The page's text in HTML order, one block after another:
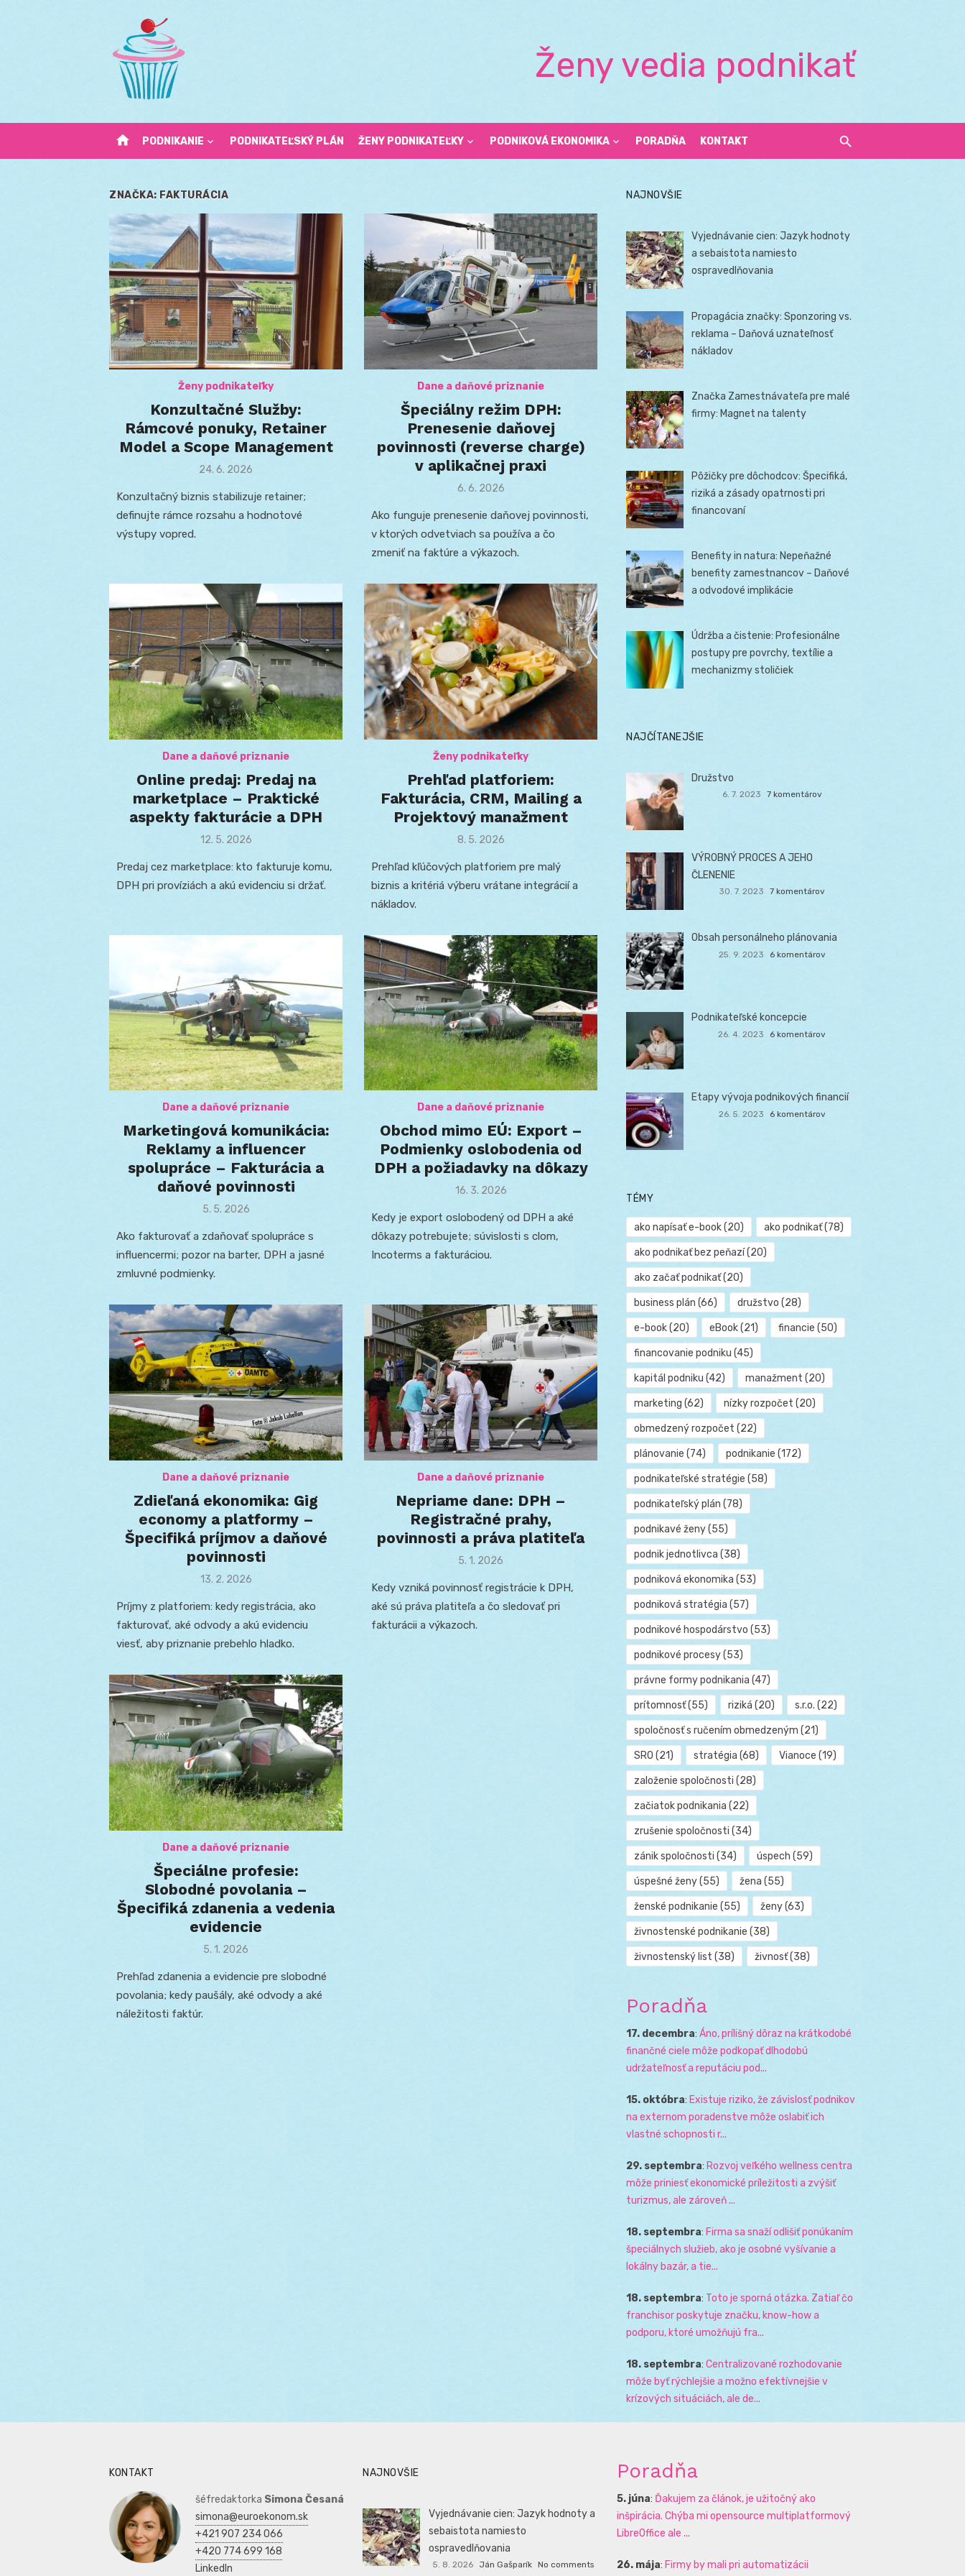
Ženy vedia podnikať
home PODNIKANIE PODNIKATEĽSKÝ PLÁN ŽENY PODNIKATEĽKY PODNIKOVÁ EKONOMIKA PORADŇA KONTAKT
ZNAČKA: FAKTURÁCIA
Ženy podnikateľky
Konzultačné Služby:
Rámcové ponuky, Retainer
Model a Scope Management
Posted
24. 6. 2026
Konzultačný biznis stabilizuje retainer;
definujte rámce rozsahu a hodnotové
výstupy vopred.
Dane a daňové priznanie
Špeciálny režim DPH:
Prenesenie daňovej
povinnosti (reverse charge)
v aplikačnej praxi
Posted
6. 6. 2026
Ako funguje prenesenie daňovej povinnosti,
v ktorých odvetviach sa používa a čo
zmeniť na faktúre a výkazoch.
Dane a daňové priznanie
Online predaj: Predaj na
marketplace – Praktické
aspekty fakturácie a DPH
Posted
12. 5. 2026
Predaj cez marketplace: kto fakturuje komu,
DPH pri províziách a akú evidenciu si držať.
Ženy podnikateľky
Prehľad platforiem:
Fakturácia, CRM, Mailing a
Projektový manažment
Posted
8. 5. 2026
Prehľad kľúčových platforiem pre malý
biznis a kritériá výberu vrátane integrácií a
nákladov.
Dane a daňové priznanie
Marketingová komunikácia:
Reklamy a influencer
spolupráce – Fakturácia a
daňové povinnosti
Posted
5. 5. 2026
Ako fakturovať a zdaňovať spolupráce s
influencermi; pozor na barter, DPH a jasné
zmluvné podmienky.
Dane a daňové priznanie
Obchod mimo EÚ: Export –
Podmienky oslobodenia od
DPH a požiadavky na dôkazy
Posted
16. 3. 2026
Kedy je export oslobodený od DPH a aké
dôkazy potrebujete; súvislosti s clom,
Incoterms a fakturáciou.
Dane a daňové priznanie
Zdieľaná ekonomika: Gig
economy a platformy –
Špecifiká príjmov a daňové
povinnosti
Posted
13. 2. 2026
Príjmy z platforiem: kedy registrácia, ako
fakturovať, aké odvody a akú evidenciu
viesť, aby priznanie prebehlo hladko.
Dane a daňové priznanie
Nepriame dane: DPH –
Registračné prahy,
povinnosti a práva platiteľa
Posted
5. 1. 2026
Kedy vzniká povinnosť registrácie k DPH,
aké sú práva platiteľa a čo sledovať pri
fakturácii a výkazoch.
Dane a daňové priznanie
Špeciálne profesie:
Slobodné povolania –
Špecifiká zdanenia a vedenia
evidencie
Posted
5. 1. 2026
Prehľad zdanenia a evidencie pre slobodné
povolania; kedy paušály, aké odvody a aké
náležitosti faktúr.
NAJNOVŠIE
Vyjednávanie cien: Jazyk hodnoty
a sebaistota namiesto
ospravedlňovania
Propagácia značky: Sponzoring vs.
reklama – Daňová uznateľnosť
nákladov
Značka Zamestnávateľa pre malé
firmy: Magnet na talenty
Pôžičky pre dôchodcov: Špecifiká,
riziká a zásady opatrnosti pri
financovaní
Benefity in natura: Nepeňažné
benefity zamestnancov – Daňové
a odvodové implikácie
Údržba a čistenie: Profesionálne
postupy pre povrchy, textílie a
mechanizmy stoličiek
NAJČÍTANEJŠIE
Družstvo
6. 7. 2023 7 komentárov
VÝROBNÝ PROCES A JEHO
ČLENENIE
30. 7. 2023 7 komentárov
Obsah personálneho plánovania
25. 9. 2023 6 komentárov
Podnikateľské koncepcie
26. 4. 2023 6 komentárov
Etapy vývoja podnikových financií
26. 5. 2023 6 komentárov
TÉMY
ako napísať e-book(20) ako podnikať(78)
ako podnikať bez peňazí(20)
ako začať podnikať(20)
business plán (66) družstvo (28)
e-book(20) eBook(21) financie (50)
financovanie podniku (45)
kapitál podniku (42) manažment (20)
marketing (62) nízky rozpočet (20)
obmedzený rozpočet (22)
plánovanie (74) podnikanie (172)
podnikateľské stratégie (58)
podnikateľský plán (78)
podnikavé ženy(55)
podnik jednotlivca (38)
podniková ekonomika (53)
podniková stratégia (57)
podnikové hospodárstvo (53)
podnikové procesy(53)
právne formy podnikania (47)
prítomnosť(55) riziká (20) s.r.o. (22)
spoločnosť s ručením obmedzeným (21)
SRO (21) stratégia (68) Vianoce (19)
založenie spoločnosti (28)
začiatok podnikania (22)
zrušenie spoločnosti (34)
zánik spoločnosti (34) úspech (59)
úspešné ženy(55) žena (55)
ženské podnikanie (55) ženy(63)
živnostenské podnikanie (38)
živnostenský list (38) živnosť(38)
Poradňa
17. decembra: Áno, prílišný dôraz na krátkodobé
finančné ciele môže podkopať dlhodobú
udržateľnosť a reputáciu pod...
15. októbra: Existuje riziko, že závislosť podnikov
na externom poradenstve môže oslabiť ich
vlastné schopnosti r...
29. septembra: Rozvoj veľkého wellness centra
môže priniesť ekonomické príležitosti a zvýšiť
turizmus, ale zároveň ...
18. septembra: Firma sa snaží odlišiť ponúkaním
špeciálnych služieb, ako je osobné vyšívanie a
lokálny bazár, a tie...
18. septembra: Toto je sporná otázka. Zatiaľ čo
franchisor poskytuje značku, know-how a
podporu, ktoré umožňujú fra...
18. septembra: Centralizované rozhodovanie
môže byť rýchlejšie a možno efektívnejšie v
krízových situáciách, ale de...
KONTAKT
šéfredaktorka Simona Česaná
simona@euroekonom.sk
+421 907 234 066
+420 774 699 168
LinkedIn
NAJNOVŠIE
Vyjednávanie cien: Jazyk hodnoty a
sebaistota namiesto
ospravedlňovania
5. 8. 2026 Ján Gašparík No comments
Poradňa
5. júna: Ďakujem za článok, je užitočný ako
inšpirácia. Chýba mi opensource multiplatformový
LibreOffice ale ...
26. mája: Firmy by mali pri automatizácii